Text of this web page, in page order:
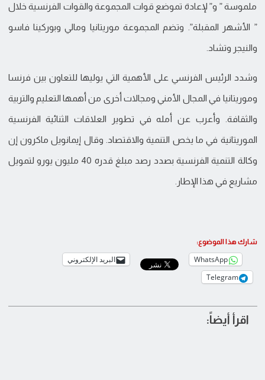
ملموسة ” و” لإعادة تموضع قوات المجموعة والقوات الفرنسية خلال
” الأشهر المقبلة”. وتضم المجموعة موريتانيا ومالي وبوركينا فاسو
والنيجر وتشاد.
وشدد الرئيس الفرنسي على الأهمية التي يوليها للتعاون بين فرنسا
وموريتانيا في المجال الأمني ومجالات أخرى من أهمها التعليم والتربية
والثقافة. وأعرب عن أمله في تطوير العلاقات الثنائية الفرنسية
الموريتانية في ما يخص التنمية والاقتصاد. وقال إيمانويل ماكرون إن
وكالة التنمية الفرنسية بصدد رصد مبلغ قدره 40 مليون يورو لتمويل
مشاريع في هذا الإطار.
شارك هذا الموضوع:
WhatsApp
البريد الإلكتروني
Telegram
اقرأ أيضاً: